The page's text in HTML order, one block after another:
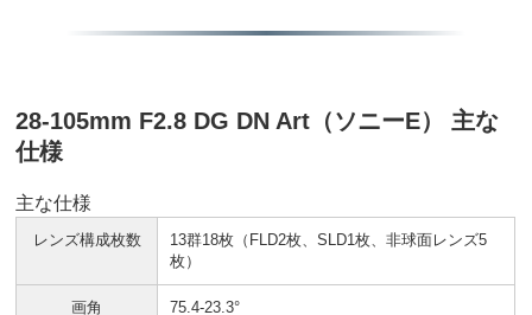
28-105mm F2.8 DG DN Art（ソニーE） 主な
仕様
主な仕様
レンズ構成枚数
13群18枚（FLD2枚、SLD1枚、非球面レンズ5
枚）
画角 75.4-23.3°